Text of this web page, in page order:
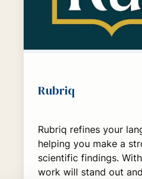
Rubriq
Rubriq refines your
helping you make a
scientific findings.
work will stand out